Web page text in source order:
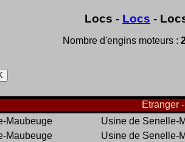
Locs - Locs -
Nombre d'engins moteurs :
Etranger
Maubeuge
Usine de Senelle-
Maubeuge
Usine de Senelle-